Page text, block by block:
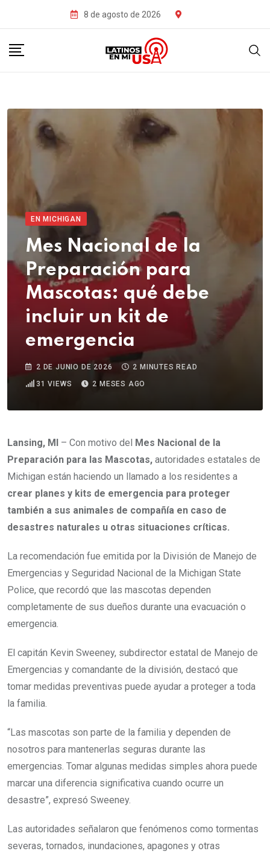
8 de agosto de 2026
EN MICHIGAN
Mes Nacional de la
Preparación para
Mascotas: qué debe
incluir un kit de
emergencia
2 DE JUNIO DE 2026
2 MINUTES READ
31 VIEWS 2 MESES AGO
Lansing, MI – Con motivo del
Mes Nacional de la
Preparación para las Mascotas, autoridades estatales de
Michigan están haciendo un llamado a los residentes a
crear planes y kits de emergencia para proteger
también a sus animales de compañía en caso de
desastres naturales u otras situaciones críticas.
La recomendación fue emitida por la División de Manejo de
Emergencias y Seguridad Nacional de la Michigan State
Police, que recordó que las mascotas dependen
completamente de sus dueños durante una evacuación o
emergencia.
El capitán Kevin Sweeney, subdirector estatal de Manejo de
Emergencias y comandante de la división, destacó que
tomar medidas preventivas puede ayudar a proteger a toda
la familia.
“Las mascotas son parte de la familia y dependen de
nosotros para mantenerlas seguras durante las
emergencias. Tomar algunas medidas simples ahora puede
marcar una diferencia significativa cuando ocurre un
desastre”, expresó Sweeney.
Las autoridades señalaron que fenómenos como tormentas
severas, tornados, inundaciones, apagones y otras